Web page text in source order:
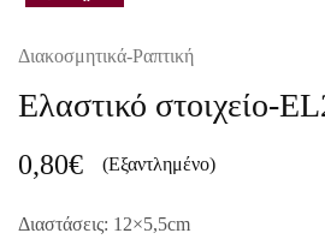
Διακοσμητικά-Ραπτική
Ελαστικό στοιχείο-
0,80€ (Εξαντλημένο)
Διαστάσεις: 12×5,5cm